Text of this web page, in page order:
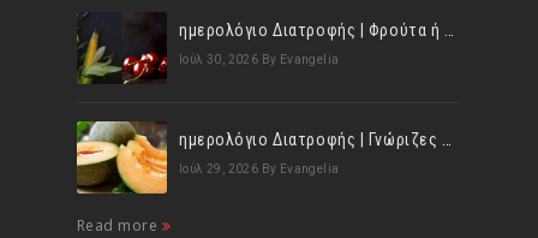
ημερολόγιο Διατροφής | Φρούτα ή λαχανικά; Γνωρίζεις τη διαφορά;
Ιούλ 30, 2026 By Evangelia
ημερολόγιο Διατροφής | Γνώριζες ότι, το πεπόνι περιέχει πολλές βιταμίνες;
Ιούλ 29, 2026 By Evangelia
Read more